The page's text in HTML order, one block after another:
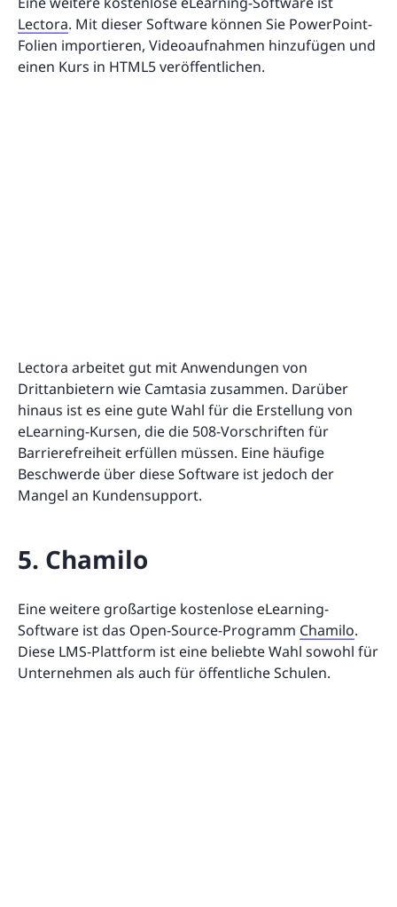
Lectora. Mit dieser Software können Sie PowerPoint-
Folien importieren, Videoaufnahmen hinzufügen und
einen Kurs in HTML5 veröffentlichen.
Lectora arbeitet gut mit Anwendungen von
Drittanbietern wie Camtasia zusammen. Darüber
hinaus ist es eine gute Wahl für die Erstellung von
eLearning-Kursen, die die 508-Vorschriften für
Barrierefreiheit erfüllen müssen. Eine häufige
Beschwerde über diese Software ist jedoch der
Mangel an Kundensupport.
5. Chamilo
Eine weitere großartige kostenlose eLearning-
Software ist das Open-Source-Programm Chamilo.
Diese LMS-Plattform ist eine beliebte Wahl sowohl für
Unternehmen als auch für öffentliche Schulen.